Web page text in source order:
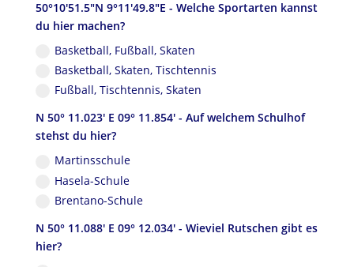
50°10'51.5"N 9°11'49.8"E - Welche Sportarten kannst
du hier machen?
Basketball, Fußball, Skaten
Basketball, Skaten, Tischtennis
Fußball, Tischtennis, Skaten
N 50° 11.023' E 09° 11.854' - Auf welchem Schulhof
stehst du hier?
Martinsschule
Hasela-Schule
Brentano-Schule
N 50° 11.088' E 09° 12.034' - Wieviel Rutschen gibt es
hier?